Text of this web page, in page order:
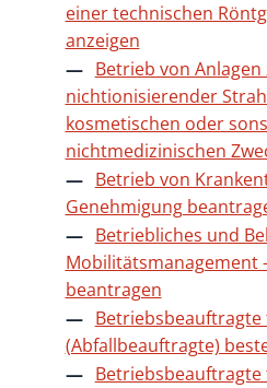
einer technischen
anzeigen
Betrieb von
nichtionisierender
kosmetischen oder
nichtmedizinischen
Betrieb von
Genehmigung
Betriebliches und
Mobilitätsmanagement
beantragen
Betriebsbeauftragte
(Abfallbeauftragte)